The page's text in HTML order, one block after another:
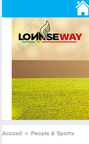
Accueil > People & Sports